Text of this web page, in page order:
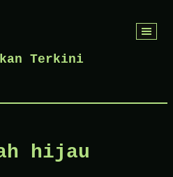
Terkini
hijau